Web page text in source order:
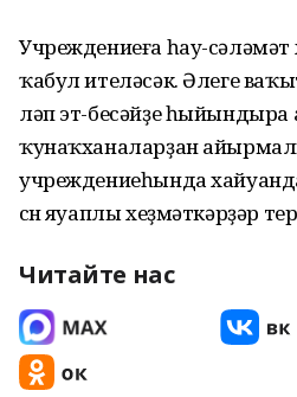
Учреждениеға һау-
ҡабул ителәсәк. Әлеге
ләп эт-бесәйҙе һыйындыра
ҡунаҡханаларҙан
учреждениеһында
өсөн яуаплы хеҙмәткәрҙәр
Читайте нас